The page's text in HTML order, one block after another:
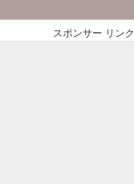
スポンサー リンク